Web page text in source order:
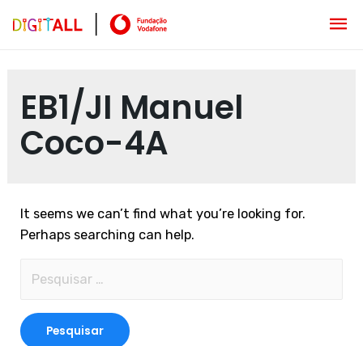
EB1/JI Manuel
Coco-4A
It seems we can’t find what you’re looking for.
Perhaps searching can help.